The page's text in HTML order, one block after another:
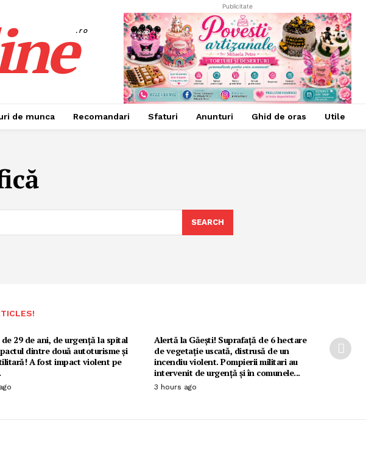
.ro
Publicitate
de munca Recomandari Sfaturi Anunturi Ghid de oras Utile
SEARCH
29 de ani, de urgență la spital
dintre două autoturisme și
A fost impact violent pe
Alertă la Găești! Suprafață de 6 hectare
de vegetație uscată, distrusă de un
incendiu violent. Pompierii militari au
intervenit de urgență și în comunele...
3 hours ago